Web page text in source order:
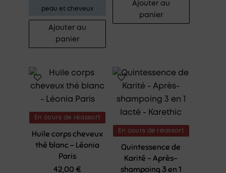
peau et cheveux
Ajouter au
panier
Ajouter au
panier
En cours de réassort
Huile corps cheveux
thé blanc – Léonia
Paris
42,00€
En cours de réassort
Quintessence de
Karité – Après-
shampoing 3 en 1